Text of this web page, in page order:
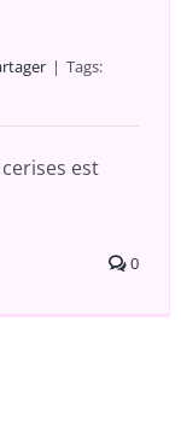
| Tags:
est
0